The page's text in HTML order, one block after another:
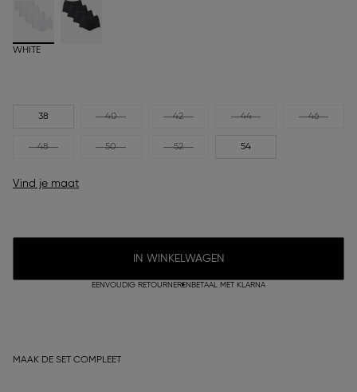
WHITE
38 40 42 44 46
48 50 52 54
Vind je maat
IN WINKELWAGEN
EENVOUDIG RETOURNEREN BETAAL MET KLARNA
MAAK DE SET COMPLEET